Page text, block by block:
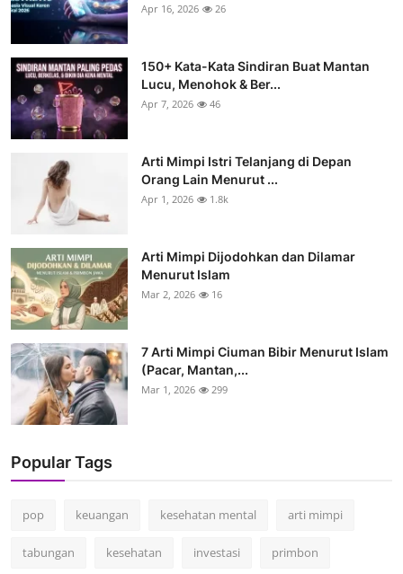
Apr 16, 2026 26
150+ Kata-Kata Sindiran Buat Mantan
Lucu, Menohok & Ber...
Apr 7, 2026 46
Arti Mimpi Istri Telanjang di Depan
Orang Lain Menurut ...
Apr 1, 2026 1.8k
Arti Mimpi Dijodohkan dan Dilamar
Menurut Islam
Mar 2, 2026 16
7 Arti Mimpi Ciuman Bibir Menurut Islam
(Pacar, Mantan,...
Mar 1, 2026 299
Popular Tags
pop keuangan kesehatan mental arti mimpi
tabungan kesehatan investasi primbon